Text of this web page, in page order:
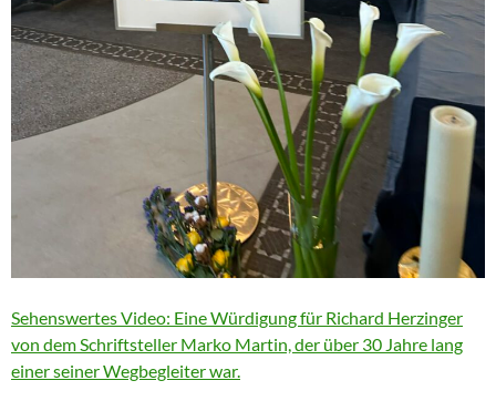
Sehenswertes Video: Eine Würdigung für Richard Herzinger
von dem Schriftsteller Marko Martin, der über 30 Jahre lang
einer seiner Wegbegleiter war.